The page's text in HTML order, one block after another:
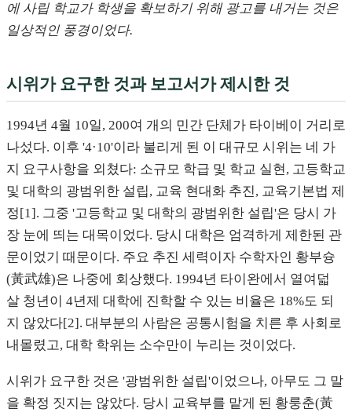
에 사립 학교가 학생을 확보하기 위해 광고를 내거는 것은
일상적인 풍경이었다.
시위가 요구한 것과 보고서가 제시한 것
1994년 4월 10일, 200여 개의 민간 단체가 타이베이 거리로
나섰다. 이후 '4·10'이라 불리게 된 이 대규모 시위는 네 가
지 요구사항을 외쳤다: 소규모 학급 및 학교 실현, 고등학교
및 대학의 광범위한 설립, 교육 현대화 추진, 교육기본법 제
정[1]. 그중 '고등학교 및 대학의 광범위한 설립'은 당시 가
장 눈에 띄는 대목이었다. 당시 대학은 엄격하게 제한된 관
문이었기 때문이다. 주요 추진 세력이자 수학자인 황부슝
(黃武雄)은 나중에 회상했다. 1994년 타이완에서 열여덟
살 청년이 4년제 대학에 진학할 수 있는 비율은 18%도 되
지 않았다[2]. 대부분의 사람은 공통시험을 치른 후 사회로
내몰렸고, 대학 학위는 소수만이 누리는 것이었다.
시위가 요구한 것은 '광범위한 설립'이었으나, 아무도 그 말
을 확정 짓지는 않았다. 당시 교육부를 맡게 된 황룽춘(黃